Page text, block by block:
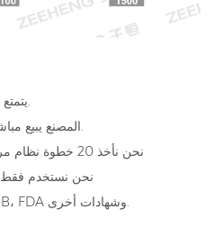
1. يتمتع فريقنا بخبرة تزيد عن 10 سنوات.
2. المصنع يبيع مباشرة بجودة عالية وأسعار تنافسية.
3. نحن نأخذ 20 خطوة نظام مراقبة الجودة-نوعية جيدة ودائمة؛
4. نحن نستخدم فقط 100% جودة غذائية ومواد آمنة؛
5. مع الاتحاد الأوروبي، SDS، LFGB، FDA وشهادات أخرى.